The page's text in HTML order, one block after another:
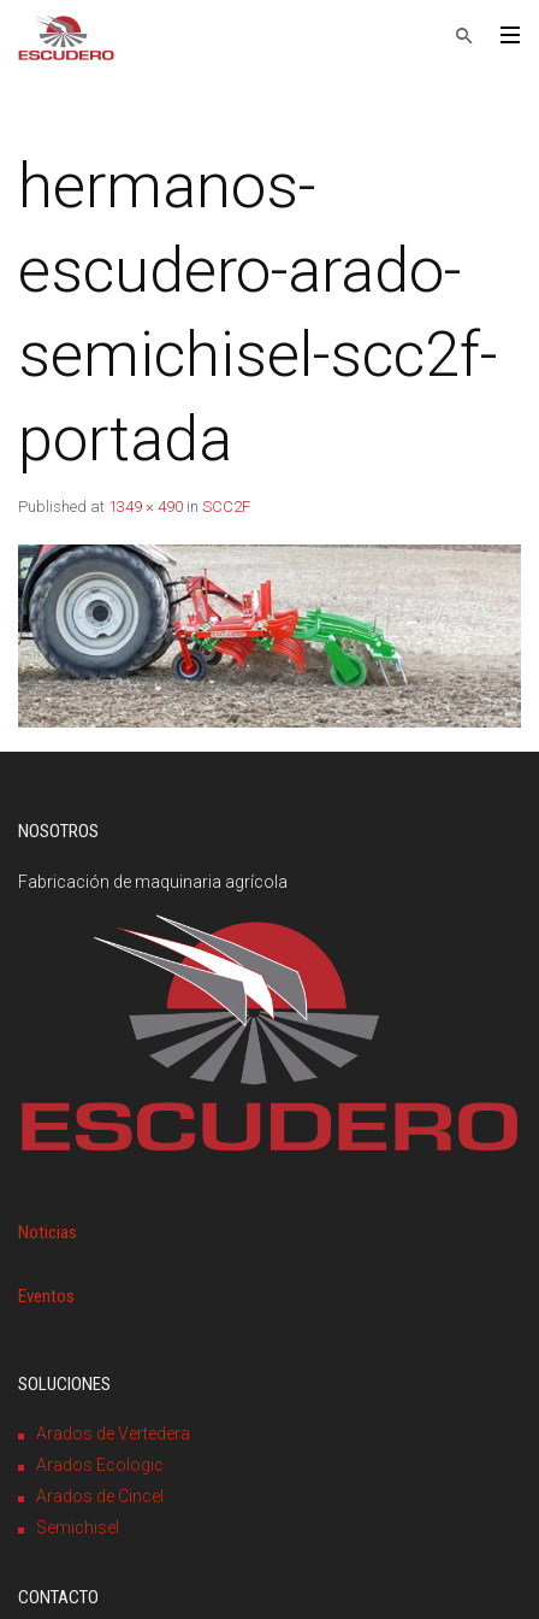
hermanos-
escudero-arado-
semichisel-scc2f-
portada
Published at 1349 × 490 in SCC2F
NOSOTROS
Fabricación de maquinaria agrícola
Noticias
Eventos
SOLUCIONES
Arados de Vertedera
Arados Ecologic
Arados de Cincel
Semichisel
CONTACTO